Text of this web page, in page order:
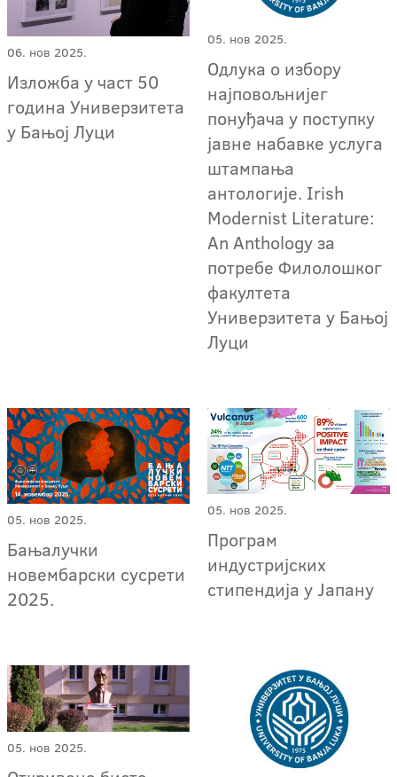
06. нов 2025.
Изложба у част 50
година Универзитета
у Бањој Луци
05. нов 2025.
Одлука о избору
најповољнијег
понуђача у поступку
јавне набавке услуга
штампања
антологије. Irish
Modernist Literature:
An Anthology за
потребе Филолошког
факултета
Универзитета у Бањој
Луци
05. нов 2025.
Бањалучки
новембарски сусрети
2025.
05. нов 2025.
Програм
индустријских
стипендија у Јапану
05. нов 2025.